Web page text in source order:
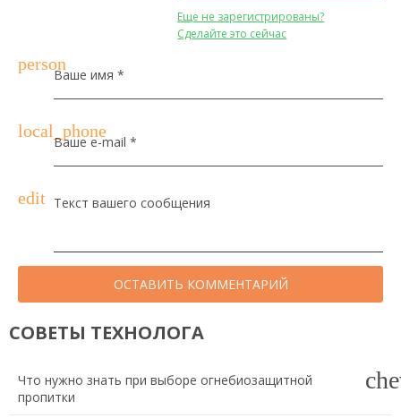
Еще не зарегистрированы?
Сделайте это сейчас
person
Ваше имя *
local_phone
Ваше e-mail *
edit Текст вашего сообщения
ОСТАВИТЬ КОММЕНТАРИЙ
СОВЕТЫ ТЕХНОЛОГА
Что нужно знать при выборе огнебиозащитной
пропитки